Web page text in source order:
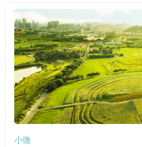
小微